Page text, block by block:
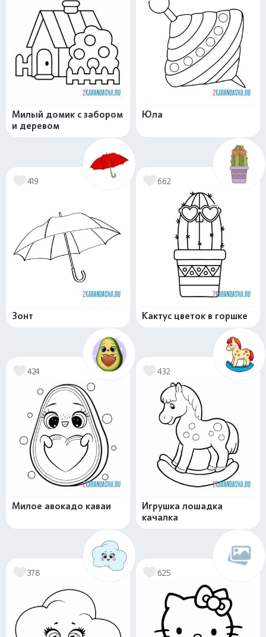
Милый домик с забором
и деревом
Юла
419
Зонт
662
Кактус цветок в горшке
424
Милое авокадо каваи
432
Игрушка лошадка
качалка
378 625